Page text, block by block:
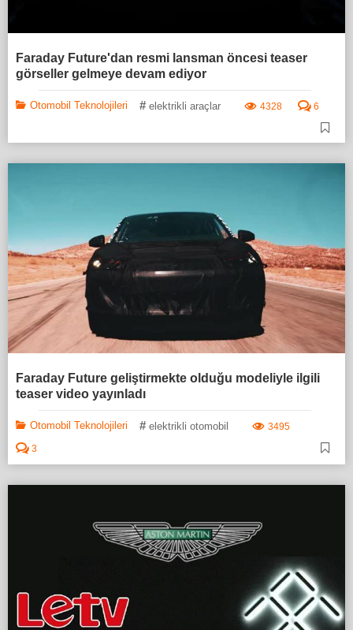
Faraday Future'dan resmi lansman öncesi teaser
görseller gelmeye devam ediyor
Otomobil Teknolojileri # elektrikli araçlar 4328 6
Faraday Future geliştirmekte olduğu modeliyle ilgili
teaser video yayınladı
Otomobil Teknolojileri # elektrikli otomobil
3495
3